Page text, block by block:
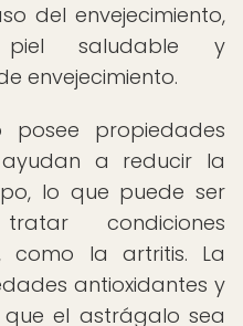
del envejecimiento,
piel saludable y
envejecimiento.
propiedades
a reducir la
lo que puede ser
condiciones
como la artritis. La
antioxidantes y
el astrágalo sea